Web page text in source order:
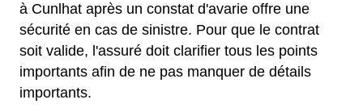
à Cunlhat après un constat d'avarie offre une
sécurité en cas de sinistre. Pour que le contrat
soit valide, l'assuré doit clarifier tous les points
importants afin de ne pas manquer de détails
importants.